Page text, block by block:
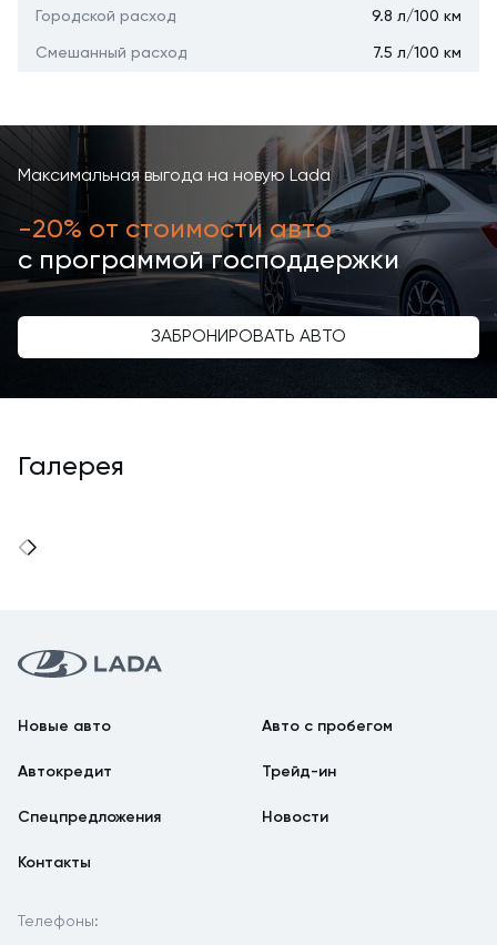
Городской расход 9.8 л/100 км
Смешанный расход 7.5 л/100 км
Максимальная выгода на новую Lada
-20% от стоимости авто
с программой господдержки
ЗАБРОНИРОВАТЬ АВТО
Галерея
Новые авто Авто с пробегом
Автокредит Трейд-ин
Спецпредложения Новости
Контакты
Телефоны: